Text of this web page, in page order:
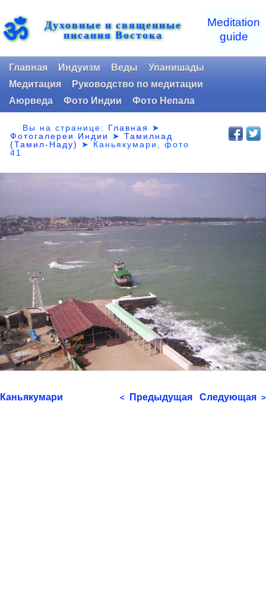
ॐ Духовные и священные
писания Востока
Meditation
guide
Главная Индуизм Веды
Упанишады
Медитация
Руководство по медитации
Аюрведа
Фото Индии Фото Непала
Вы на странице: Главная
➤
Фотогалереи Индии
➤Тамилнад
(Тамил-Наду)
➤ Каньякумари, фото
41
Каньякумари < Предыдущая Следующая >